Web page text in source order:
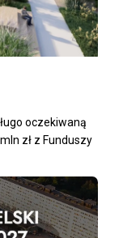
oczekiwaną
zł z Funduszy